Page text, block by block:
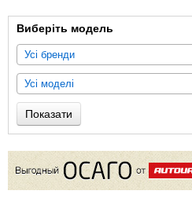
Виберіть модель
Усі бренди
Усі моделі
Показати